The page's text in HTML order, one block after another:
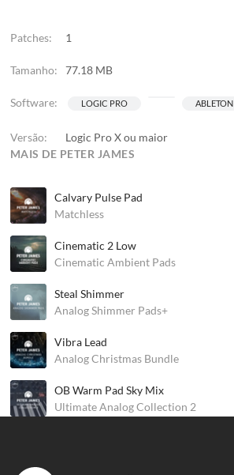
Patches: 1
Tamanho: 77.18 MB
Software: LOGIC PRO ABLETON
Versão:
Logic Pro X ou maior
MAIS DE PETER JAMES
Calvary Pulse Pad
Matchless
Cinematic 2 Low
Cinematic Ambient Pads
Steal Shimmer
Analog Shimmer Pads+
Vibra Lead
Analog Christmas Bundle
OB Warm Pad Sky Mix
Ultimate Analog Collection 2